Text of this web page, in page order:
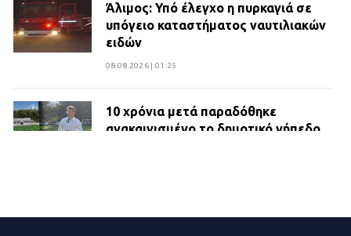
Άλιμος: Υπό έλεγχο η πυρκαγιά σε
υπόγειο καταστήματος ναυτιλιακών
ειδών
08.08.2026 | 01:25
10 χρόνια μετά παραδόθηκε
ανακαινισμένο το δημοτικό γήπεδο
ΔΗΜΟΣ ΜΑΝΔΡΑΣ ΕΙΔΥΛΛΙΑΣ: